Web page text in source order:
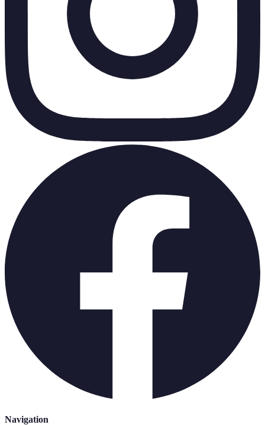
Navigation